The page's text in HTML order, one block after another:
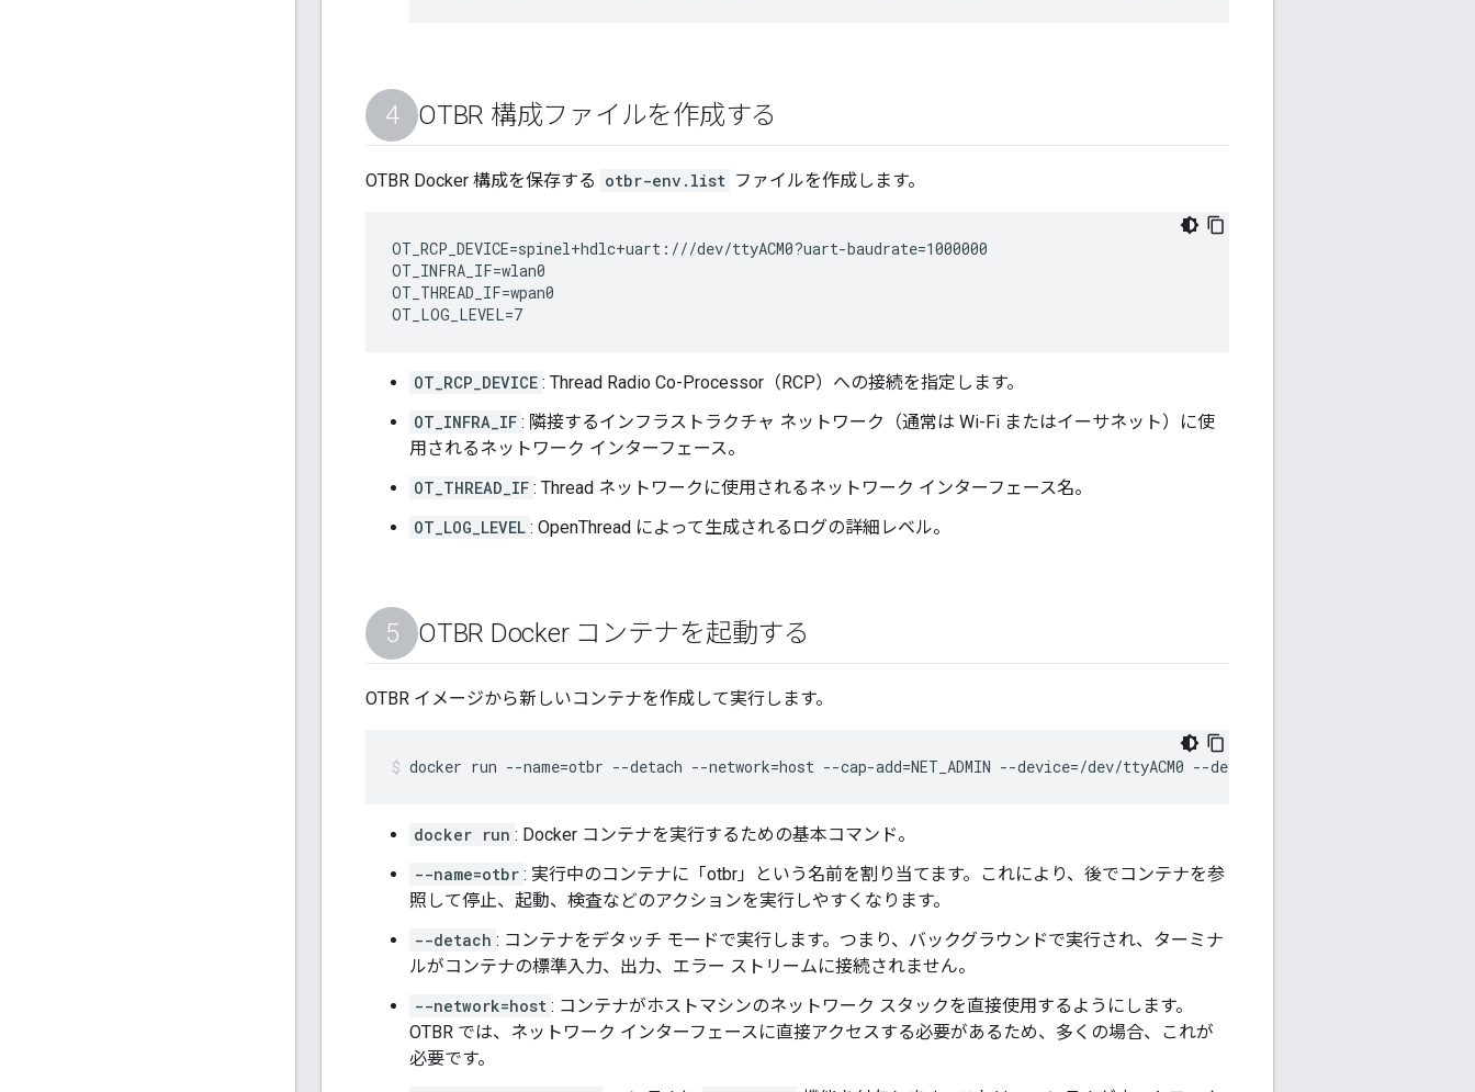
OTBR 構成ファイルを作成する
OTBR Docker 構成を保存する otbr-env.list ファイルを作成します。
OT_RCP_DEVICE=spinel+hdlc+uart:///dev/ttyACM0?uart-baudrate=1000000
OT_INFRA_IF=wlan0
OT_THREAD_IF=wpan0
OT_RCP_DEVICE : Thread Radio Co-Processor（RCP）への接続を指定します。
OT_INFRA_IF : 隣接するインフラストラクチャ ネットワーク（通常は Wi-Fi またはイーサネット）に使
用されるネットワーク インターフェース。
OT_THREAD_IF : Thread ネットワークに使用されるネットワーク インターフェース名。
OT_LOG_LEVEL : OpenThread によって生成されるログの詳細レベル。
OTBR Docker コンテナを起動する
OTBR イメージから新しいコンテナを作成して実行します。
docker run --name=otbr --detach --network=host --cap-add=NET_ADMIN --device=/dev/ttyACM0 --device=/dev/net/tun --
docker run : Docker コンテナを実行するための基本コマンド。
--name=otbr : 実行中のコンテナに「otbr」という名前を割り当てます。これにより、後でコンテナを参
照して停止、起動、検査などのアクションを実行しやすくなります。
--detach : コンテナをデタッチ モードで実行します。つまり、バックグラウンドで実行され、ターミナ
ルがコンテナの標準入力、出力、エラー ストリームに接続されません。
--network=host : コンテナがホストマシンのネットワーク スタックを直接使用するようにします。
OTBR では、ネットワーク インターフェースに直接アクセスする必要があるため、多くの場合、これが
必要です。